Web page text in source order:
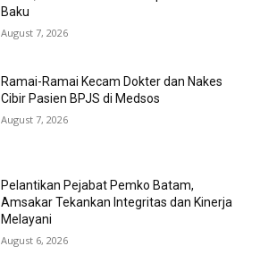
Baku
August 7, 2026
Ramai-Ramai Kecam Dokter dan Nakes
Cibir Pasien BPJS di Medsos
August 7, 2026
Pelantikan Pejabat Pemko Batam,
Amsakar Tekankan Integritas dan Kinerja
Melayani
August 6, 2026